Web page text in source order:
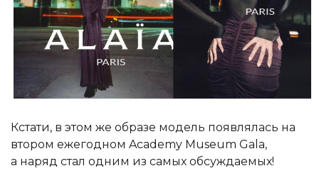
Кстати, в этом же образе модель появлялась на
втором ежегодном Academy Museum Gala,
а наряд стал одним из самых обсуждаемых!